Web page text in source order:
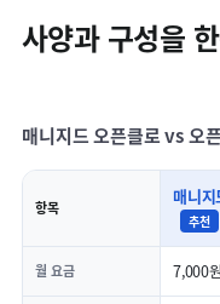
사양과 구성을
매니지드 오픈클로 vs 오
항목
매니
추천
월 요금 7,000